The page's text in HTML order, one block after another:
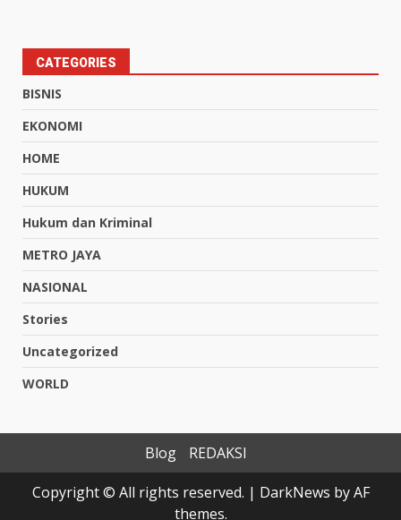
CATEGORIES
BISNIS
EKONOMI
HOME
HUKUM
Hukum dan Kriminal
METRO JAYA
NASIONAL
Stories
Uncategorized
WORLD
Blog
REDAKSI
Copyright © All rights reserved. | DarkNews by AF
themes.